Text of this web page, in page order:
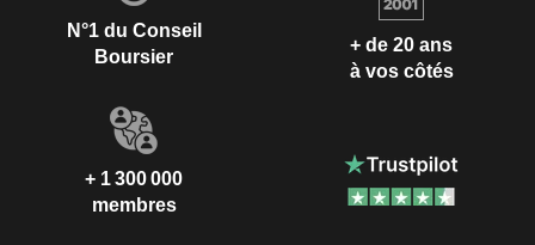
N°1 du Conseil
Boursier
+ de 20 ans
à vos côtés
+ 1 300 000
membres